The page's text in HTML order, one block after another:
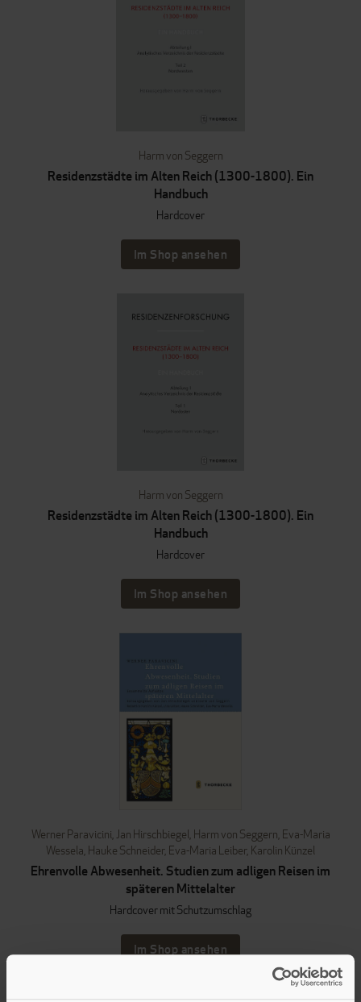
Harm von Seggern
Residenzstädte im Alten Reich (1300-1800). Ein
Handbuch
Hardcover
Im Shop ansehen
Harm von Seggern
Residenzstädte im Alten Reich (1300-1800). Ein
Handbuch
Hardcover
Im Shop ansehen
Werner Paravicini, Jan Hirschbiegel, Harm von Seggern, Eva-Maria
Wessela, Hauke Schneider, Eva-Maria Leiber, Karolin Künzel
Ehrenvolle Abwesenheit. Studien zum adligen Reisen im
späteren Mittelalter
Hardcover mit Schutzumschlag
Im Shop ansehen